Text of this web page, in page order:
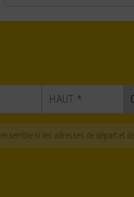
si les adresses de départ et